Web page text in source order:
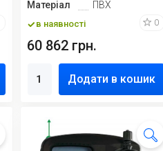
Матеріал
ПВХ
в наявності 0
60 862 грн.
Додати в кошик